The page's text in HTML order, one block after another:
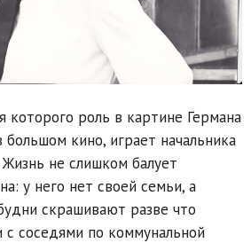
которого роль в картине Германа
кино, играет начальника
Жизнь не слишком балует
у него нет своей семьи, а
скрашивают разве что
с соседями по коммунальной